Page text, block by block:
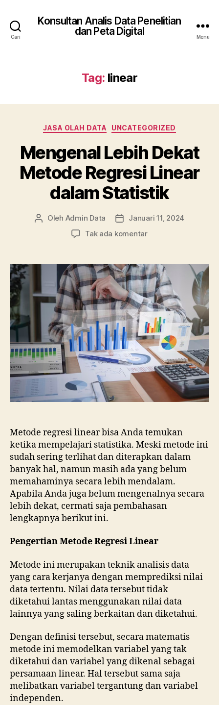
Cari
Konsultan Analis Data Penelitian
dan Peta Digital
Menu
Tag: linear
Kategori
JASA OLAH DATA UNCATEGORIZED
Mengenal Lebih Dekat
Metode Regresi Linear
dalam Statistik
Penulis
Oleh Admin Data
Tanggal
Januari 11, 2024
Tak ada komentarpada
Dekat
Metode
Regresi
Linear
dalam
Statistik
Metode regresi linear bisa Anda temukan
ketika mempelajari statistika. Meski metode ini
sudah sering terlihat dan diterapkan dalam
banyak hal, namun masih ada yang belum
memahaminya secara lebih mendalam.
Apabila Anda juga belum mengenalnya secara
lebih dekat, cermati saja pembahasan
lengkapnya berikut ini.
Pengertian Metode Regresi Linear
Metode ini merupakan teknik analisis data
yang cara kerjanya dengan memprediksi nilai
data tertentu. Nilai data tersebut tidak
diketahui lantas menggunakan nilai data
lainnya yang saling berkaitan dan diketahui.
Dengan definisi tersebut, secara matematis
metode ini memodelkan variabel yang tak
diketahui dan variabel yang dikenal sebagai
persamaan linear. Hal tersebut sama saja
melibatkan variabel tergantung dan variabel
independen.